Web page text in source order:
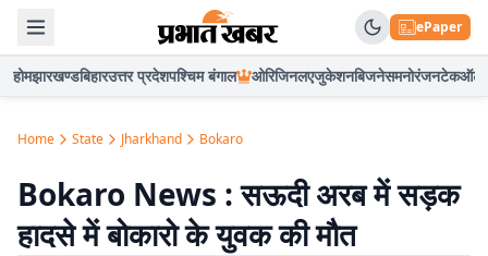
ePaper
होमझारखण्डबिहारउत्तर प्रदेशपश्चिम बंगाल ओरिजिनलएजुकेशनबिजनेसमनोरंजनटेकऑटो
Home State Jharkhand Bokaro
Bokaro News : सऊदी अरब में सड़क
हादसे में बोकारो के युवक की मौत